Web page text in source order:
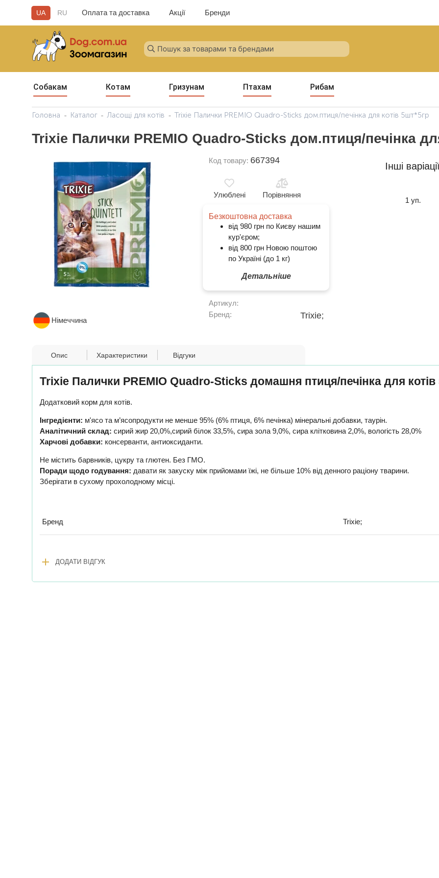
UA RU Оплата та доставка Акції Бренди
Собакам Котам Гризунам Птахам Рибам
Головна Каталог Ласощі для котів Trixie Палички PREMIO Quadro-Sticks дом.птиця/печінка для котів 5шт*5гр
Trixie Палички PREMIO Quadro-Sticks дом.птиця/печінка
Німеччина
Код товару: 667394
Улюблені Порівняння
Безкоштовна доставка
від 980 грн по Києву нашим
кур'єром;
від 800 грн Новою поштою
по Україні (до 1 кг)
Детальніше
Артикул:
Бренд:
Trixie;
Інші
1 уп.
Опис Характеристики Відгуки
Trixie Палички PREMIO Quadro-Sticks домашня птиця/печінка для котів
Додатковий корм для котів.
Інгредієнти: м'ясо та м’ясопродукти не менше 95% (6% птиця, 6% печінка) мінеральні добавки, таурін.
Аналітичний склад: сирий жир 20,0%,сирий білок 33,5%, сира зола 9,0%, сира клітковина 2,0%, вологість 28,0%
Харчові добавки: консерванти, антиоксиданти.
Не містить барвників, цукру та глютен. Без ГМО.
Поради щодо годування: давати як закуску між прийомами їжі, не більше 10% від денного раціону тварини.
Зберігати в сухому прохолодному місці.
Бренд Trixie;
add ДОДАТИ ВІДГУК